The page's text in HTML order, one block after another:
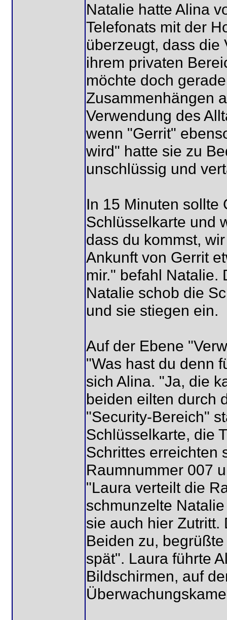
Natalie hatte Alina
Telefonats mit der
überzeugt, dass die
ihrem privaten
möchte doch
Zusammenhängen
Verwendung des
wenn "Gerrit"
wird" hatte sie zu
unschlüssig und
In 15 Minuten sollte
Schlüsselkarte und
dass du kommst,
Ankunft von Gerrit
mir." befahl Natalie.
Natalie schob die
und sie stiegen ein.
Auf der Ebene
"Was hast du denn
sich Alina. "Ja, die
beiden eilten durch
"Security-Bereich"
Schlüsselkarte, die
Schrittes erreichten
Raumnummer 007
"Laura verteilt die
schmunzelte
sie auch hier
Beiden zu,
spät". Laura führte
Bildschirmen, auf